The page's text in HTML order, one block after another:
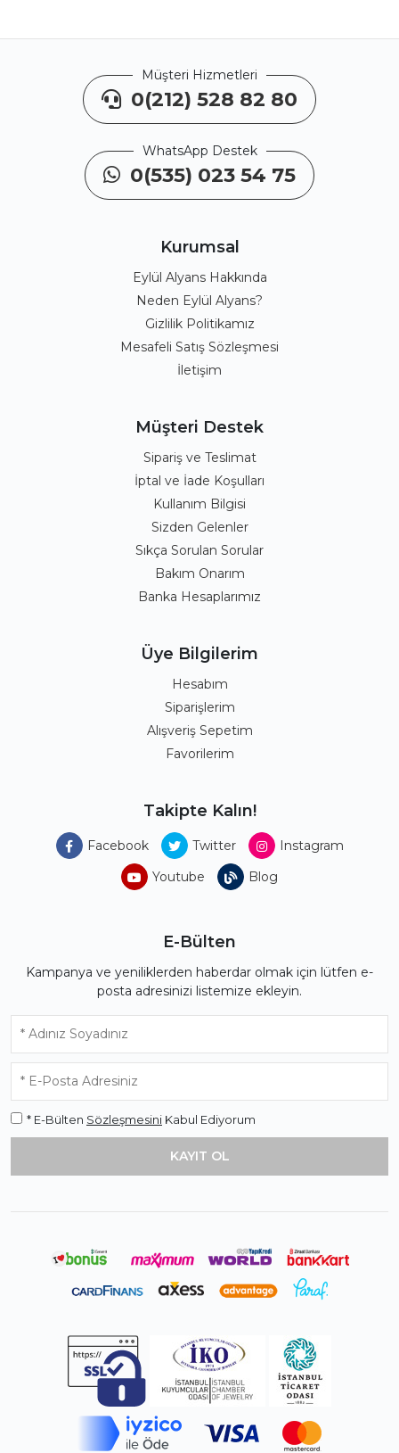
Müşteri Hizmetleri
0(212) 528 82 80
WhatsApp Destek
0(535) 023 54 75
Kurumsal
Eylül Alyans Hakkında
Neden Eylül Alyans?
Gizlilik Politikamız
Mesafeli Satış Sözleşmesi
İletişim
Müşteri Destek
Sipariş ve Teslimat
İptal ve İade Koşulları
Kullanım Bilgisi
Sizden Gelenler
Sıkça Sorulan Sorular
Bakım Onarım
Banka Hesaplarımız
Üye Bilgilerim
Hesabım
Siparişlerim
Alışveriş Sepetim
Favorilerim
Takipte Kalın!
Facebook Twitter
Instagram
Youtube
Blog
E-Bülten
Kampanya ve yeniliklerden haberdar olmak için lütfen e-
posta adresinizi listemize ekleyin.
* E-Bülten Sözleşmesini Kabul Ediyorum